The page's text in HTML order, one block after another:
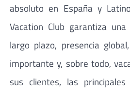
absoluto en España y
Vacation Club garantiza
largo plazo, presencia
importante y, sobre todo,
sus clientes, las